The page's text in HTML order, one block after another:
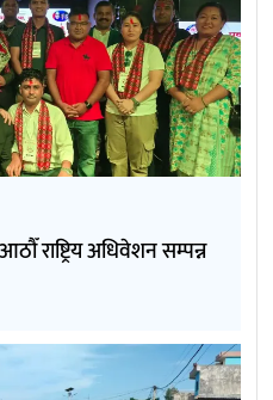
राष्ट्रिय अधिवेशन सम्पन्न